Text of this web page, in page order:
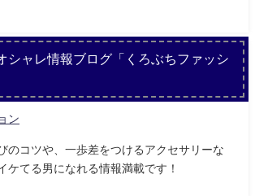
シャレ情報ブログ「くろぶちファッシ
ン
のコツや、一歩差をつけるアクセサリーな
ケてる男になれる情報満載です！